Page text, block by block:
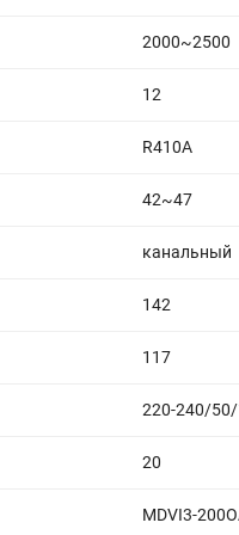
2000~2500
12
R410A
42~47
канальный
142
117
220-240/50/
20
MDVI3-